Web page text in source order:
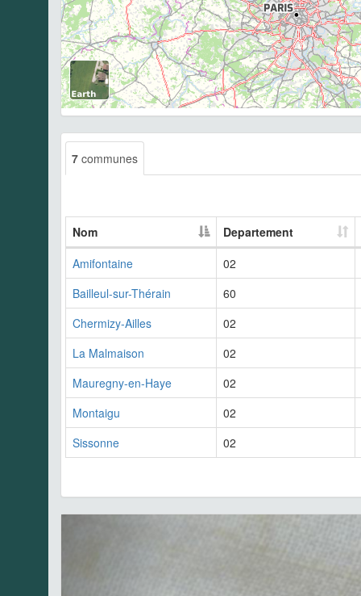
7 communes
Nom
Departement
Amifontaine
02
Bailleul-sur-Thérain
60
Chermizy-Ailles
02
La Malmaison
02
Mauregny-en-Haye
02
Montaigu
02
Sissonne
02